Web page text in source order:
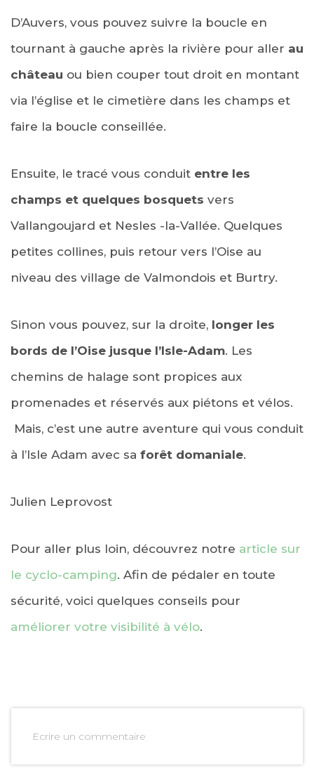
D’Auvers, vous pouvez suivre la boucle en
tournant à gauche après la rivière pour aller au
château ou bien couper tout droit en montant
via l’église et le cimetière dans les champs et
faire la boucle conseillée.
Ensuite, le tracé vous conduit entre les
champs et quelques bosquets vers
Vallangoujard et Nesles -la-Vallée. Quelques
petites collines, puis retour vers l’Oise au
niveau des village de Valmondois et Burtry.
Sinon vous pouvez, sur la droite, longer les
bords de l’Oise jusque l’Isle-Adam. Les
chemins de halage sont propices aux
promenades et réservés aux piétons et vélos.
Mais, c’est une autre aventure qui vous conduit
à l’Isle Adam avec sa forêt domaniale.
Julien Leprovost
Pour aller plus loin, découvrez notre article sur
le cyclo-camping. Afin de pédaler en toute
sécurité, voici quelques conseils pour
améliorer votre visibilité à vélo.
Ecrire un commentaire